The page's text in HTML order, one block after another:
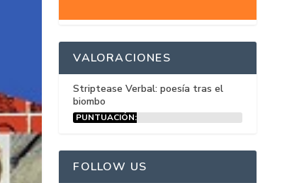
VALORACIONES
Striptease Verbal: poesía tras el
biombo
PUNTUACIÓN:
FOLLOW US